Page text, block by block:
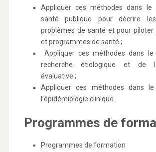
Appliquer ces méthodes dans le
santé publique pour décrire
problèmes de santé et pour piloter
et programmes de santé ;
Appliquer ces méthodes dans
recherche étiologique et de
évaluative ;
Appliquer ces méthodes dans
l’épidémiologie clinique
Programmes de
Programmes de formation